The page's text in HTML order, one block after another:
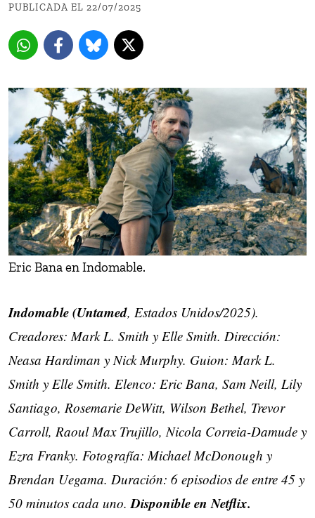
PUBLICADA EL 22/07/2025
Eric Bana en Indomable.
Indomable (Untamed, Estados Unidos/2025).
Creadores: Mark L. Smith y Elle Smith. Dirección:
Neasa Hardiman y Nick Murphy. Guion: Mark L.
Smith y Elle Smith. Elenco: Eric Bana, Sam Neill, Lily
Santiago, Rosemarie DeWitt, Wilson Bethel, Trevor
Carroll, Raoul Max Trujillo, Nicola Correia-Damude y
Ezra Franky. Fotografía: Michael McDonough y
Brendan Uegama. Duración: 6 episodios de entre 45 y
50 minutos cada uno. Disponible en Netflix.